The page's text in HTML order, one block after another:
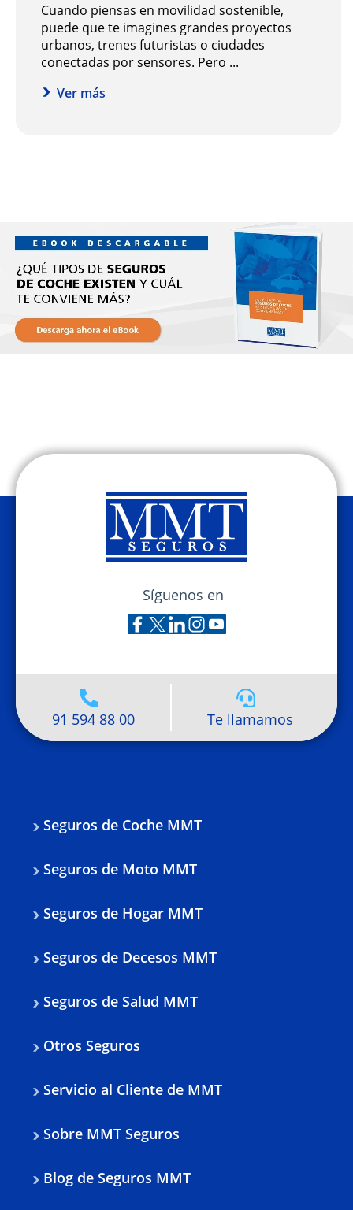
Cuando piensas en movilidad sostenible,
puede que te imagines grandes proyectos
urbanos, trenes futuristas o ciudades
conectadas por sensores. Pero ...
Ver más
Síguenos en
91 594 88 00 Te llamamos
Seguros de Coche MMT
Seguros de Moto MMT
Seguros de Hogar MMT
Seguros de Decesos MMT
Seguros de Salud MMT
Otros Seguros
Servicio al Cliente de MMT
Sobre MMT Seguros
Blog de Seguros MMT